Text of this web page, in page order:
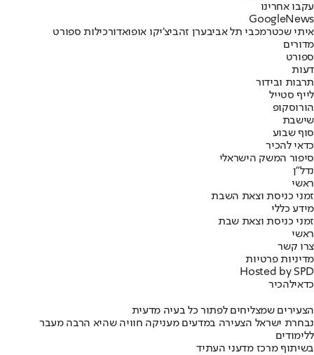
עקבו אחרינו
Googl eNews
איתי שכטרמכבי תל אביבערן זהביצ'יקו אופואדורכילות ספורט
מדורים
ספורט
דעות
תרבות ובידור
לייף סטייל
הורוסקופ
שישבת
סוף שבוע
כדאי להכיר
סיפור המשק הישראלי
נדל"ן
ראשי
זמני כניסת וצאת השבת
מידע כללי
זמני כניסת וצאת שבת
ראשי
צרו קשר
מדיניות פרטיות
Hosted by SPD
כדאילהכיר
הצעירים שמצליחים לפתור כל בעיה מדעית
נבחרת ישראל הצעירה במדעים מעניקה חוויה שהיא הרבה מעבר
ללימודים
בשיתוף מרכז מדעני העתיד